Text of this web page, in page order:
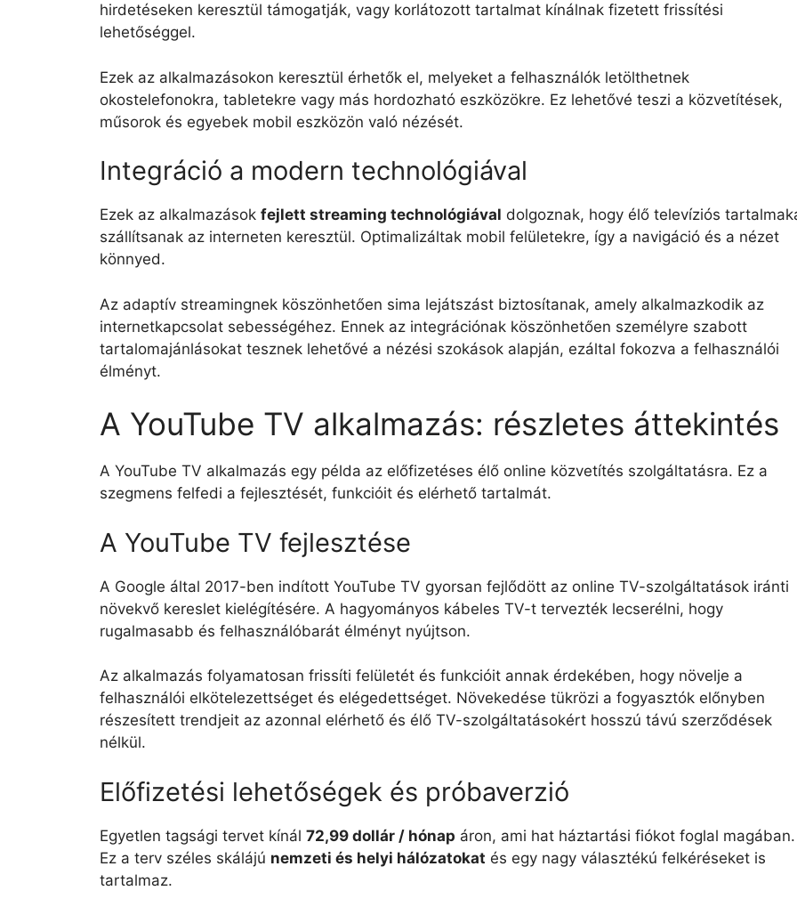
hirdetéseken keresztül támogatják, vagy korlátozott tartalmat kínálnak fizetett frissítési
lehetőséggel.
Ezek az alkalmazásokon keresztül érhetők el, melyeket a felhasználók letölthetnek
okostelefonokra, tabletekre vagy más hordozható eszközökre. Ez lehetővé teszi a közvetítések,
műsorok és egyebek mobil eszközön való nézését.
Integráció a modern technológiával
Ezek az alkalmazások fejlett streaming technológiával dolgoznak, hogy élő televíziós
szállítsanak az interneten keresztül. Optimalizáltak mobil felületekre, így a navigáció és a nézet
könnyed.
Az adaptív streamingnek köszönhetően sima lejátszást biztosítanak, amely alkalmazkodik az
internetkapcsolat sebességéhez. Ennek az integrációnak köszönhetően személyre szabott
tartalomajánlásokat tesznek lehetővé a nézési szokások alapján, ezáltal fokozva a felhasználói
élményt.
A YouTube TV alkalmazás: részletes áttekintés
A YouTube TV alkalmazás egy példa az előfizetéses élő online közvetítés szolgáltatásra. Ez a
szegmens felfedi a fejlesztését, funkcióit és elérhető tartalmát.
A YouTube TV fejlesztése
A Google által 2017-ben indított YouTube TV gyorsan fejlődött az online TV-szolgáltatások iránti
növekvő kereslet kielégítésére. A hagyományos kábeles TV-t tervezték lecserélni, hogy
rugalmasabb és felhasználóbarát élményt nyújtson.
Az alkalmazás folyamatosan frissíti felületét és funkcióit annak érdekében, hogy növelje a
felhasználói elkötelezettséget és elégedettséget. Növekedése tükrözi a fogyasztók előnyben
részesített trendjeit az azonnal elérhető és élő TV-szolgáltatásokért hosszú távú szerződések
nélkül.
Előfizetési lehetőségek és próbaverzió
Egyetlen tagsági tervet kínál 72,99 dollár / hónap áron, ami hat háztartási fiókot foglal magában.
Ez a terv széles skálájú nemzeti és helyi hálózatokat és egy nagy választékú felkéréseket is
tartalmaz.